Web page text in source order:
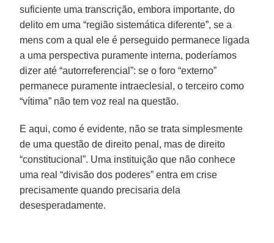
suficiente uma transcrição, embora importante, do
delito em uma “região sistemática diferente”, se a
mens com a qual ele é perseguido permanece ligada
a uma perspectiva puramente interna, poderíamos
dizer até “autorreferencial”: se o foro “externo”
permanece puramente intraeclesial, o terceiro como
“vítima” não tem voz real na questão.
E aqui, como é evidente, não se trata simplesmente
de uma questão de direito penal, mas de direito
“constitucional”. Uma instituição que não conhece
uma real “divisão dos poderes” entra em crise
precisamente quando precisaria dela
desesperadamente.